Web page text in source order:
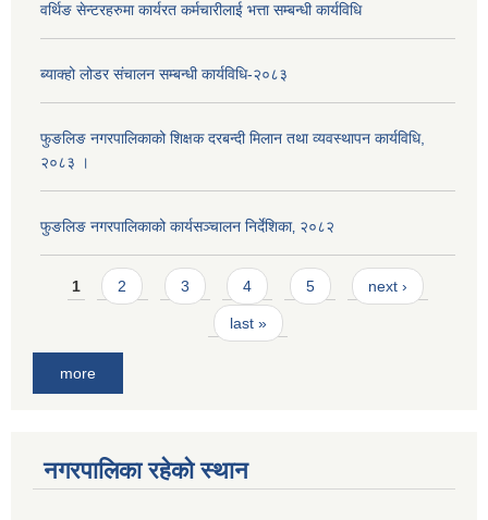
वर्थिङ सेन्टरहरुमा कार्यरत कर्मचारीलाई भत्ता सम्बन्धी कार्यविधि
ब्याक्हो लोडर संचालन सम्बन्धी कार्यविधि-२०८३
फुङलिङ नगरपालिकाको शिक्षक दरबन्दी मिलान तथा व्यवस्थापन कार्यविधि,
२०८३ ।
फुङलिङ नगरपालिकाको कार्यसञ्चालन निर्देशिका‚ २०८२
Pages
1 2 3 4 5 next ›
last »
more
नगरपालिका रहेको स्थान